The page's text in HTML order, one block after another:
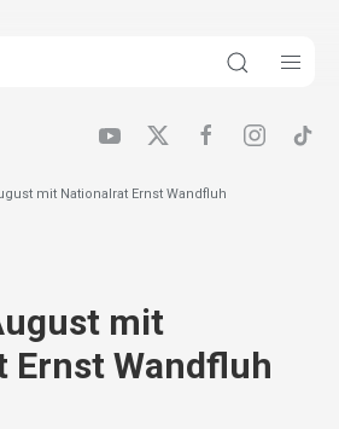
mit Nationalrat Ernst Wandfluh
mit
Ernst Wandfluh